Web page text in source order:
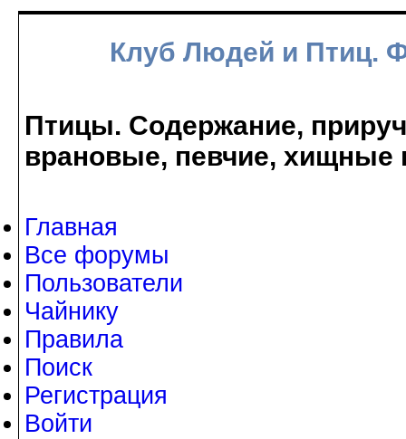
Клуб Людей и Птиц.
Птицы. Содержание,
врановые, певчие, хищные
Главная
Все форумы
Пользователи
Чайнику
Правила
Поиск
Регистрация
Войти